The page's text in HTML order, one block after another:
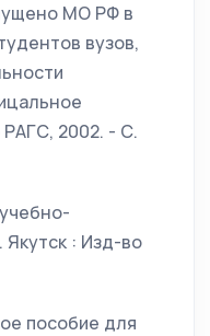
МО РФ в
вузов,
2002. - С.
Якутск : Изд-во
пособие для